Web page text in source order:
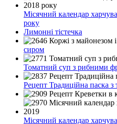
Місячний календар
року
Лимонні тістечка
сиром
Томатний суп з рибними
Рецепт Традиційна паска
Місячний календар